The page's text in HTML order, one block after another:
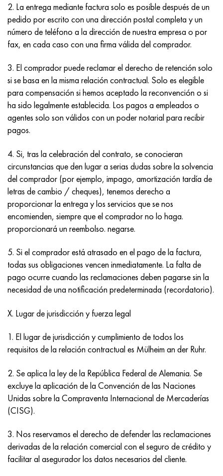
2. La entrega mediante factura solo es posible después de un
pedido por escrito con una dirección postal completa y un
número de teléfono a la dirección de nuestra empresa o por
fax, en cada caso con una firma válida del comprador.
3. El comprador puede reclamar el derecho de retención solo
si se basa en la misma relación contractual. Solo es elegible
para compensación si hemos aceptado la reconvención o si
ha sido legalmente establecida. Los pagos a empleados o
agentes solo son válidos con un poder notarial para recibir
pagos.
4. Si, tras la celebración del contrato, se conocieran
circunstancias que den lugar a serias dudas sobre la solvencia
del comprador (por ejemplo, impago, amortización tardía de
letras de cambio / cheques), tenemos derecho a
proporcionar la entrega y los servicios que se nos
encomienden, siempre que el comprador no lo haga.
proporcionará un reembolso. negarse.
5. Si el comprador está atrasado en el pago de la factura,
todas sus obligaciones vencen inmediatamente. La falta de
pago ocurre cuando las reclamaciones deben pagarse sin la
necesidad de una notificación predeterminada (recordatorio).
X. Lugar de jurisdicción y fuerza legal
1. El lugar de jurisdicción y cumplimiento de todos los
requisitos de la relación contractual es Mülheim an der Ruhr.
2. Se aplica la ley de la República Federal de Alemania. Se
excluye la aplicación de la Convención de las Naciones
Unidas sobre la Compraventa Internacional de Mercaderías
(CISG).
3. Nos reservamos el derecho de defender las reclamaciones
derivadas de la relación comercial con el seguro de crédito y
facilitar al asegurador los datos necesarios del cliente.